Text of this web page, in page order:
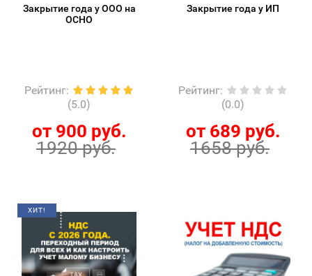
Закрытие года у ООО на
ОСНО
Рейтинг:
(5.0)
от 900 руб.
1920 руб.
Закрытие года у ИП
Рейтинг:
(0.0)
от 689 руб.
1658 руб.
ХИТ!